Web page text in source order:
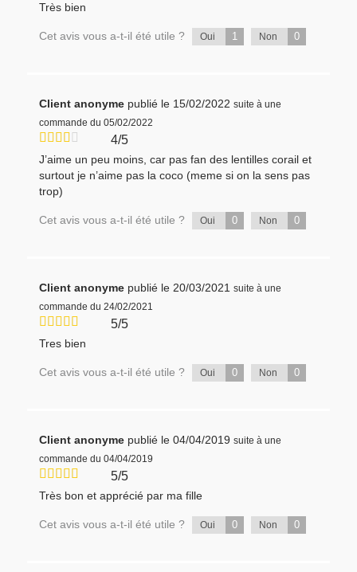
Très bien
Cet avis vous a-t-il été utile ? Oui 1 Non 0
Client anonyme publié le 15/02/2022 suite à une
commande du 05/02/2022
4/5
J’aime un peu moins, car pas fan des lentilles corail et
surtout je n’aime pas la coco (meme si on la sens pas
trop)
Cet avis vous a-t-il été utile ? Oui 0 Non 0
Client anonyme publié le 20/03/2021 suite à une
commande du 24/02/2021
5/5
Tres bien
Cet avis vous a-t-il été utile ? Oui 0 Non 0
Client anonyme publié le 04/04/2019 suite à une
commande du 04/04/2019
5/5
Très bon et apprécié par ma fille
Cet avis vous a-t-il été utile ? Oui 0 Non 0